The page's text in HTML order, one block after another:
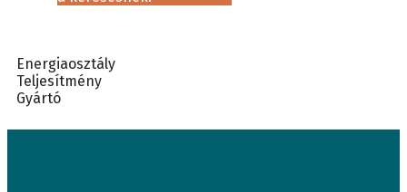
Energiaosztály
Teljesítmény
Gyártó